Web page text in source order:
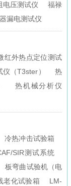
电压测试仪
福禄
漏电测试仪
红外热点定位测试
（T3ster）
热
热机械分析仪
冷热冲击试验箱
SIR测试系统
板弯曲试验机（电
老化试验箱
LM-